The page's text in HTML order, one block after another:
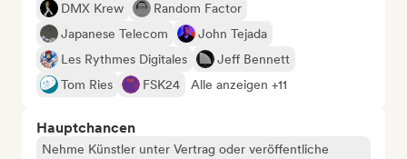
DMX Krew
Random Factor
Japanese Telecom
John Tejada
Les Rythmes Digitales
Jeff Bennett
Tom Ries
FSK24 Alle anzeigen +11
Hauptchancen
Nehme Künstler unter Vertrag oder veröffentliche